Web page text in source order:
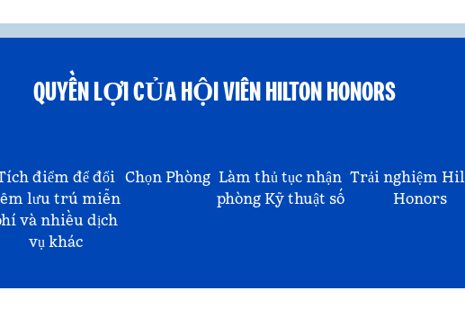
QUYỀN LỢI CỦA HỘI VIÊN HILTON HONORS
điểm để đổi
lưu trú miễn
và nhiều dịch
vụ khác
Chọn Phòng Làm thủ tục nhận
phòng Kỹ thuật số
Trải nghiệm
Honors